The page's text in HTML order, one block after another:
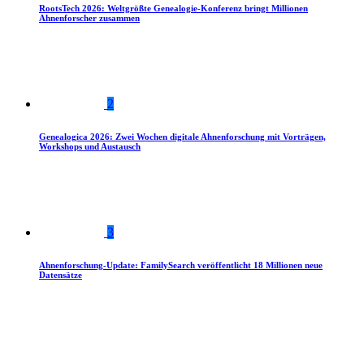
RootsTech 2026: Weltgrößte Genealogie-Konferenz bringt Millionen
Ahnenforscher zusammen
2
Genealogica 2026: Zwei Wochen digitale Ahnenforschung mit Vorträgen,
Workshops und Austausch
3
Ahnenforschung-Update: FamilySearch veröffentlicht 18 Millionen neue
Datensätze